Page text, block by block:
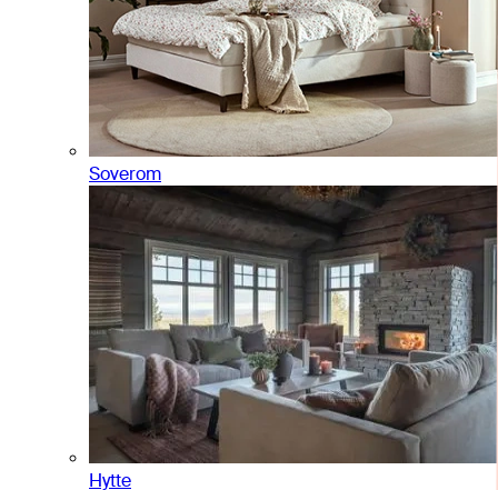
Soverom
Hytte